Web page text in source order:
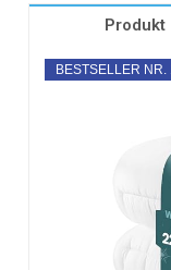
Produkt
BESTSELLER NR.